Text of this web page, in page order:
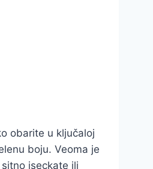
obarite u ključaloj
boju. Veoma je
iseckate ili